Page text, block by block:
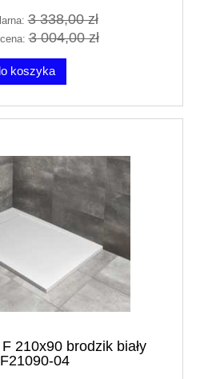
3 338,00 zł
3 004,00 zł
koszyka
210x90 brodzik biały
04